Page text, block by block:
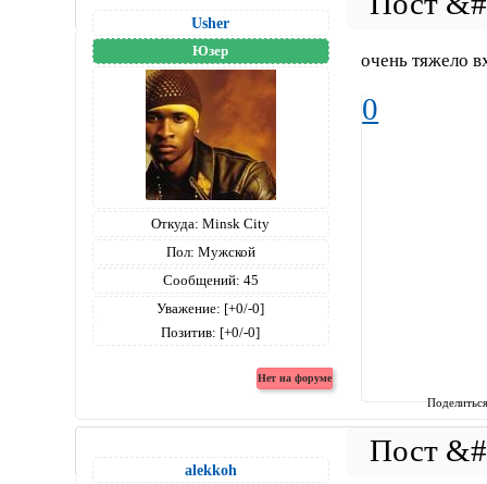
Usher
Юзер
Откуда: Minsk City
Пол: Мужской
Сообщений: 45
Уважение: [+0/-0]
Позитив: [+0/-0]
очень тяжело
0
alekkoh